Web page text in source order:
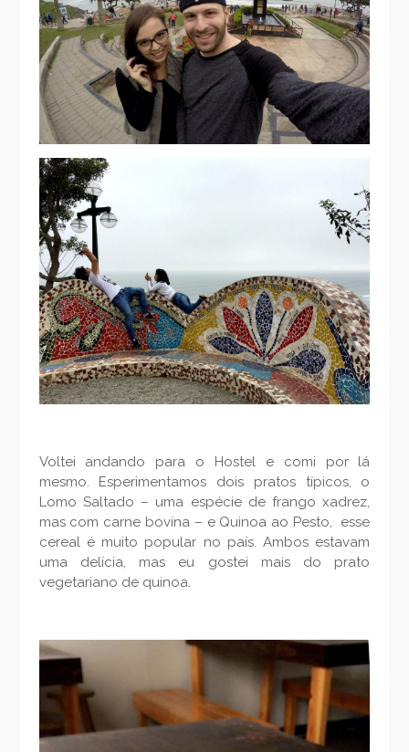
Voltei andando para o Hostel e comi por lá
mesmo. Esperimentamos dois pratos típicos, o
Lomo Saltado – uma espécie de frango xadrez,
mas com carne bovina – e Quinoa ao Pesto, esse
cereal é muito popular no país. Ambos estavam
uma delícia, mas eu gostei mais do prato
vegetariano de quinoa.